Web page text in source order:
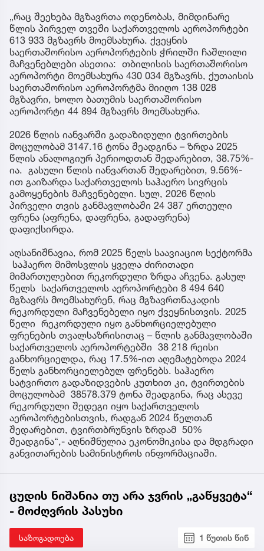
„რაც შეეხება მგზავრთა ოდენობას, მიმდინარე
წლის პირველ თვეში საქართველოს აეროპორტები
613 933 მგზავრს მოემსახურა. ქვეყნის
საერთაშორისო აეროპორტების ჭრილში ჩაშლილი
მაჩვენებლები ასეთია: თბილისის საერთაშორისო
აეროპორტი მოემსახურა 430 034 მგზავრს, ქუთაისის
საერთაშორისო აეროპორტმა მიიღო 138 028
მგზავრი, ხოლო ბათუმის საერთაშორისო
აეროპორტი 44 894 მგზავრს მოემსახურა.
2026 წლის იანვარში გადაზიდული ტვირთების
მოცულობამ 3147.16 ტონა შეადგინა – ზრდა 2025
წლის ანალოგიურ პერიოდთან შედარებით, 38.75%-
ია. გასული წლის იანვართან შედარებით, 9.56%-
ით გაიზარდა საქართველოს საჰაერო სივრცის
გამოყენების მაჩვენებელი. სულ, 2026 წლის
პირველი თვის განმავლობაში 24 387 ერთეული
ფრენა (აფრენა, დაფრენა, გადაფრენა)
დაფიქსირდა.
აღსანიშნავია, რომ 2025 წელს საავიაციო სექტორმა
საჰაერო მიმოსვლის ყველა ძირითადი
მიმართულებით რეკორდული ზრდა აჩვენა. გასულ
წელს საქართველოს აეროპორტები 8 494 640
მგზავრს მოემსახურენ, რაც მგზავრთნაკადის
რეკორდული მაჩვენებელი იყო ქვეყნისთვის. 2025
წელი რეკორდული იყო განხორციელებული
ფრენების თვალსაზრისითაც – წლის განმავლობაში
საქართველოს აეროპორტებში 38 218 რეისი
განხორციელდა, რაც 17.5%-ით აღემატებოდა 2024
წელს განხორციელებულ ფრენებს. საჰაერო
სატვირთო გადაზიდვების კუთხით კი, ტვირთების
მოცულობამ 38578.379 ტონა შეადგინა, რაც ასევე
რეკორდული შედეგი იყო საქართველოს
აეროპორტებისთვის, რადგან 2024 წელთან
შედარებით, ტვირთბრუნვის ზრდამ 50%
შეადგინა“,- აღნიშნულია ეკონომიკისა და მდგრადი
განვითარების სამინისტროს ინფორმაციაში.
ცუდის ნიშანია თუ არა ჯვრის „გაწყვეტა“
- მოძღვრის პასუხი
საზოგადოება 1 წუთის წინ